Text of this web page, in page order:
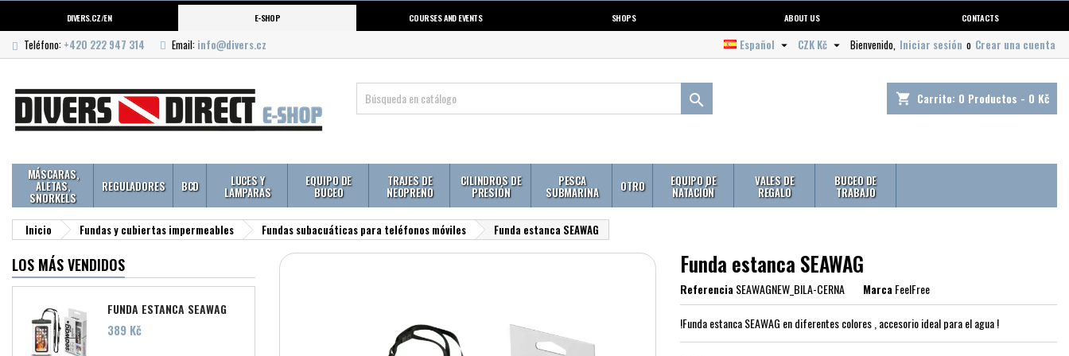
DIVERS.CZ/EN E-SHOP COURSES AND EVENTS SHOPS ABOUT US CONTACTS
Teléfono: +420 222 947 314 Email: info@divers.cz Bienvenido, Iniciar sesión o Crear una cuenta
CZK Kč 
Español 
shopping_cart Carrito: 0 Productos - 0 Kč

MÁSCARAS,
ALETAS,
SNORKELS
REGULADORES BCD LUCES Y
LAMPARAS
EQUIPO DE
BUCEO
TRAJES DE
NEOPRENO
CILINDROS DE
PRESIÓN
PESCA
SUBMARINA OTRO EQUIPO DE
NATACIÓN
VALES DE
REGALO
BUCEO DE
TRABAJO
Inicio Fundas y cubiertas impermeables Fundas subacuáticas para teléfonos móviles Funda estanca SEAWAG
LOS MÁS VENDIDOS
FUNDA ESTANCA SEAWAG
Precio
389 Kč
Funda estanca SEAWAG
ReferenciaSEAWAGNEW_BILA-CERNA MarcaFeelFree
!Funda estanca SEAWAG en diferentes colores , accesorio ideal para el agua !